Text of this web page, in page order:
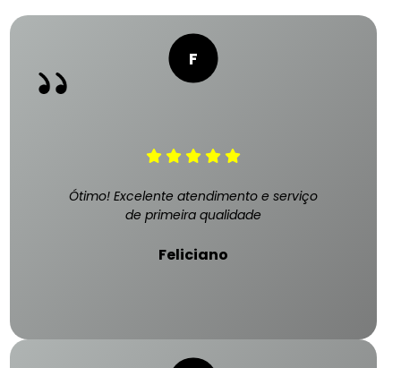
Ótimo! Excelente atendimento e serviço
de primeira qualidade
Feliciano